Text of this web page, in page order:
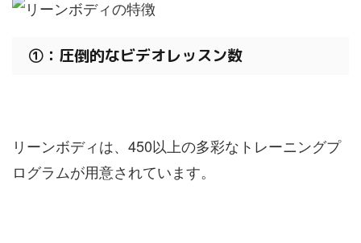
①：圧倒的なビデオレッスン数
リーンボディは、450以上の多彩なトレーニングプ
ログラムが用意されています。